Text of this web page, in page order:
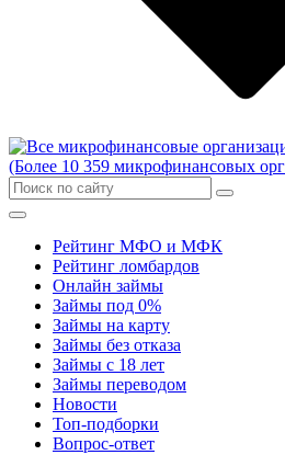
Рейтинг МФО и МФК
Рейтинг ломбардов
Онлайн займы
Займы под 0%
Займы на карту
Займы без отказа
Займы с 18 лет
Займы переводом
Новости
Топ-подборки
Вопрос-ответ